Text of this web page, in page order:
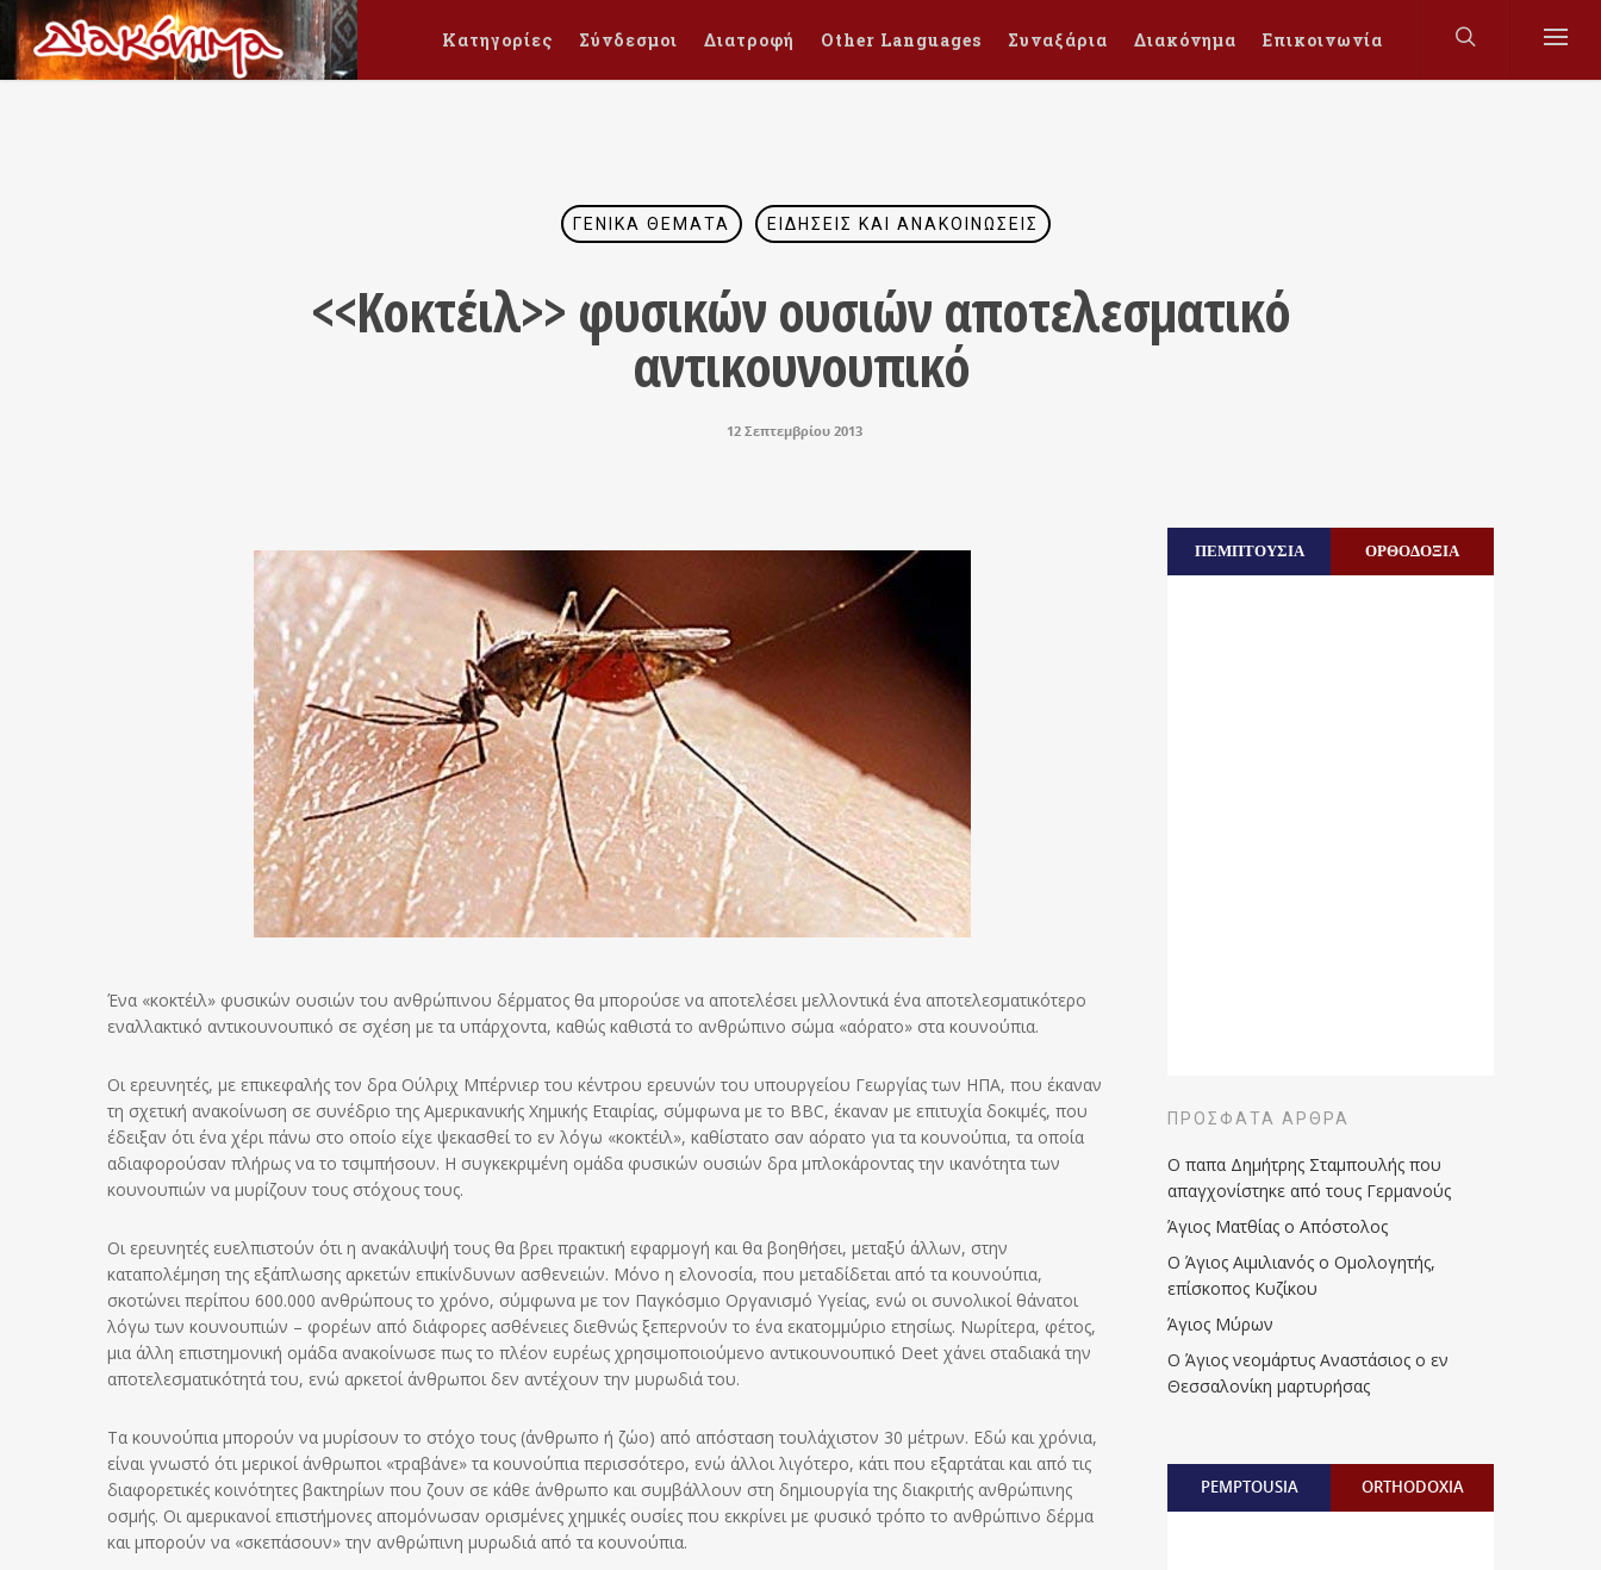
Κατηγορίες Σύνδεσμοι Διατροφή Other Languages Συναξάρια Διακόνημα Επικοινωνία
ΓΕΝΙΚΆ ΘΈΜΑΤΑ ΕΙΔΉΣΕΙΣ ΚΑΙ ΑΝΑΚΟΙΝΏΣΕΙΣ
<<Κοκτέιλ>> φυσικών ουσιών αποτελεσματικό
αντικουνουπικό
12 Σεπτεμβρίου 2013
Ένα «κοκτέιλ» φυσικών ουσιών του ανθρώπινου δέρματος θα μπορούσε να αποτελέσει μελλοντικά ένα αποτελεσματικότερο
εναλλακτικό αντικουνουπικό σε σχέση με τα υπάρχοντα, καθώς καθιστά το ανθρώπινο σώμα «αόρατο» στα κουνούπια.
Οι ερευνητές, με επικεφαλής τον δρα Ούλριχ Μπέρνιερ του κέντρου ερευνών του υπουργείου Γεωργίας των ΗΠΑ, που έκαναν
τη σχετική ανακοίνωση σε συνέδριο της Αμερικανικής Χημικής Εταιρίας, σύμφωνα με το BBC, έκαναν με επιτυχία δοκιμές, που
έδειξαν ότι ένα χέρι πάνω στο οποίο είχε ψεκασθεί το εν λόγω «κοκτέιλ», καθίστατο σαν αόρατο για τα κουνούπια, τα οποία
αδιαφορούσαν πλήρως να το τσιμπήσουν. Η συγκεκριμένη ομάδα φυσικών ουσιών δρα μπλοκάροντας την ικανότητα των
κουνουπιών να μυρίζουν τους στόχους τους.
Οι ερευνητές ευελπιστούν ότι η ανακάλυψή τους θα βρει πρακτική εφαρμογή και θα βοηθήσει, μεταξύ άλλων, στην
καταπολέμηση της εξάπλωσης αρκετών επικίνδυνων ασθενειών. Μόνο η ελονοσία, που μεταδίδεται από τα κουνούπια,
σκοτώνει περίπου 600.000 ανθρώπους το χρόνο, σύμφωνα με τον Παγκόσμιο Οργανισμό Υγείας, ενώ οι συνολικοί θάνατοι
λόγω των κουνουπιών – φορέων από διάφορες ασθένειες διεθνώς ξεπερνούν το ένα εκατομμύριο ετησίως. Νωρίτερα, φέτος,
μια άλλη επιστημονική ομάδα ανακοίνωσε πως το πλέον ευρέως χρησιμοποιούμενο αντικουνουπικό Deet χάνει σταδιακά την
αποτελεσματικότητά του, ενώ αρκετοί άνθρωποι δεν αντέχουν την μυρωδιά του.
Τα κουνούπια μπορούν να μυρίσουν το στόχο τους (άνθρωπο ή ζώο) από απόσταση τουλάχιστον 30 μέτρων. Εδώ και χρόνια,
είναι γνωστό ότι μερικοί άνθρωποι «τραβάνε» τα κουνούπια περισσότερο, ενώ άλλοι λιγότερο, κάτι που εξαρτάται και από τις
διαφορετικές κοινότητες βακτηρίων που ζουν σε κάθε άνθρωπο και συμβάλλουν στη δημιουργία της διακριτής ανθρώπινης
οσμής. Οι αμερικανοί επιστήμονες απομόνωσαν ορισμένες χημικές ουσίες που εκκρίνει με φυσικό τρόπο το ανθρώπινο δέρμα
και μπορούν να «σκεπάσουν» την ανθρώπινη μυρωδιά από τα κουνούπια.
ΠΕΜΠΤΟΥΣΙΑ ΟΡΘΟΔΟΞΙΑ
ΠΡΌΣΦΑΤΑ ΆΡΘΡΑ
Ο παπα Δημήτρης Σταμπουλής που
απαγχονίστηκε από τους Γερμανούς
Άγιος Ματθίας ο Απόστολος
Ο Άγιος Αιμιλιανός ο Ομολογητής,
επίσκοπος Κυζίκου
Άγιος Μύρων
Ο Άγιος νεομάρτυς Αναστάσιος ο εν
Θεσσαλονίκη μαρτυρήσας
PEMPTOUSIA ORTHODOXIA